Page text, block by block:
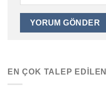
EN ÇOK TALEP